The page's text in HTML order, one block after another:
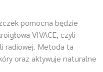
pomocna będzie
VIVACE, czyli
radiowej. Metoda ta
oraz aktywuje naturalne